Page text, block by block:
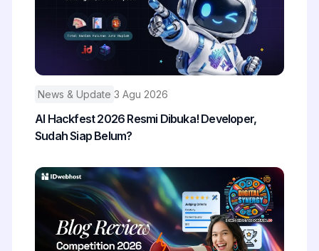
News & Update 3 Agu 2026
AI Hackfest 2026 Resmi Dibuka! Developer,
Sudah Siap Belum?